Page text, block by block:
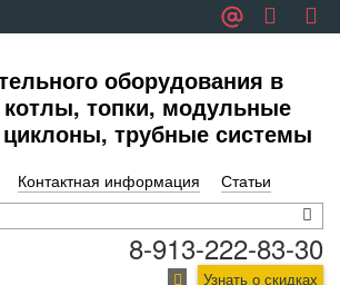
оборудования в
топки, модульные
трубные системы
Контактная информация Статьи
8-913-222-83-30
Узнать о скидках